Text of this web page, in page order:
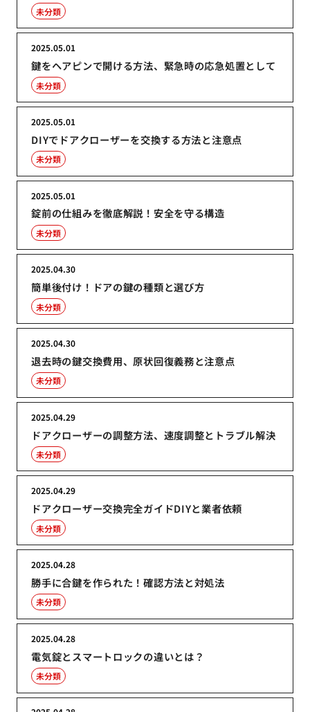
未分類
鍵をヘアピンで開ける方法、緊急時の応急処置として
2025.05.01
未分類
DIYでドアクローザーを交換する方法と注意点
2025.05.01
未分類
錠前の仕組みを徹底解説！安全を守る構造
2025.05.01
未分類
簡単後付け！ドアの鍵の種類と選び方
2025.04.30
未分類
退去時の鍵交換費用、原状回復義務と注意点
2025.04.30
未分類
ドアクローザーの調整方法、速度調整とトラブル解決
2025.04.29
未分類
ドアクローザー交換完全ガイドDIYと業者依頼
2025.04.29
未分類
勝手に合鍵を作られた！確認方法と対処法
2025.04.28
未分類
電気錠とスマートロックの違いとは？
2025.04.28
未分類